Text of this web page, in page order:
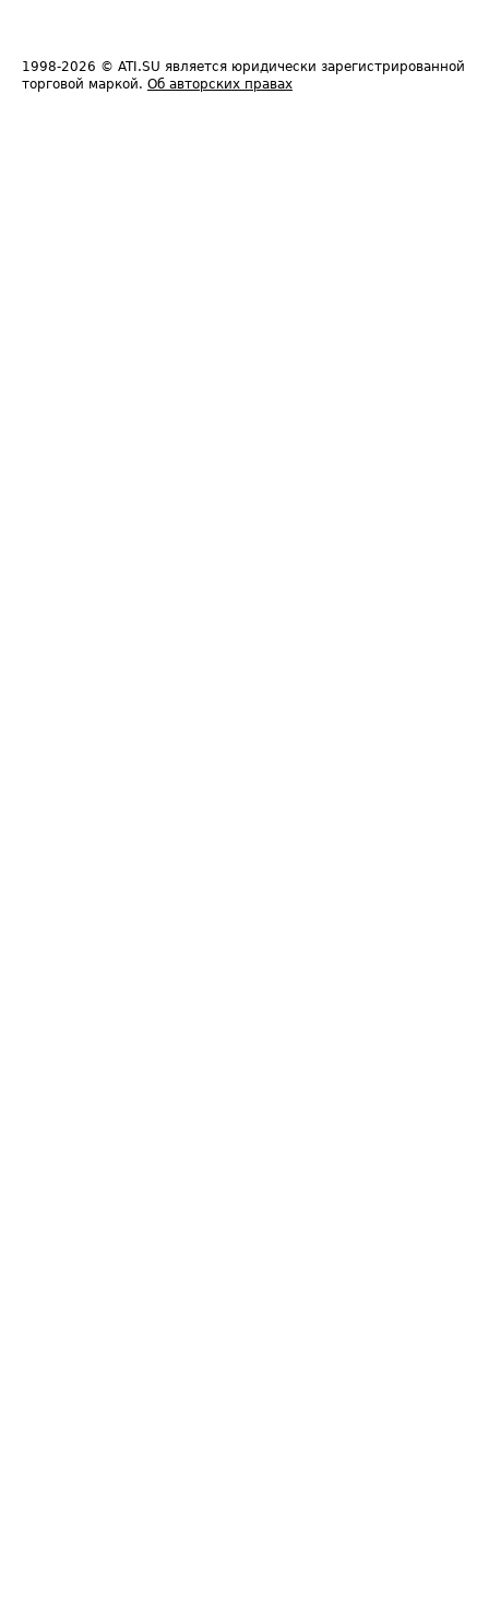
1998-2026 © ATI.SU является юридически зарегистрированной
торговой маркой. Об авторских правах